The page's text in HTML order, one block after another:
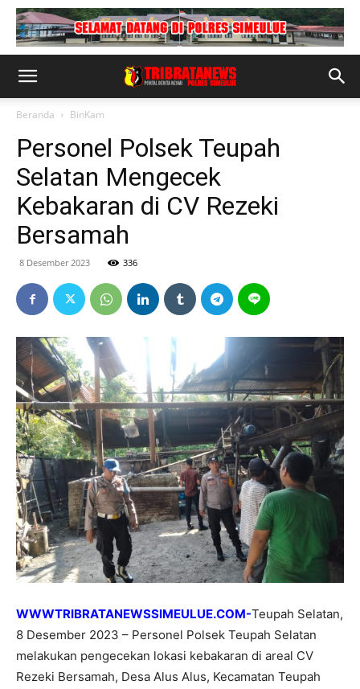
Beranda BinKam
Personel Polsek Teupah
Selatan Mengecek
Kebakaran di CV Rezeki
Bersamah
8 Desember 2023 336
WWWTRIBRATANEWSSIMEULUE.COM-Teupah Selatan,
8 Desember 2023 – Personel Polsek Teupah Selatan
melakukan pengecekan lokasi kebakaran di areal CV
Rezeki Bersamah, Desa Alus Alus, Kecamatan Teupah